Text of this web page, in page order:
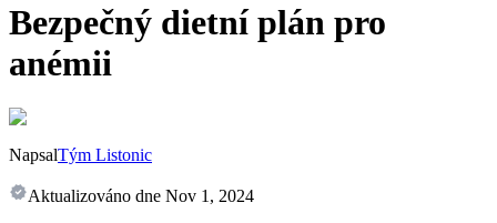
Bezpečný dietní plán pro
anémii
NapsalTým Listonic
Aktualizováno dne Nov 1, 2024